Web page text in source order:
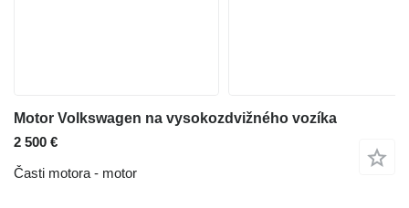
Motor Volkswagen na vysokozdvižného vozíka
2 500 €
Časti motora - motor